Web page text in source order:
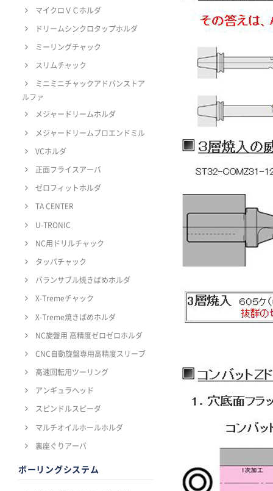
マイクロＶＣホルダ
ドリームシンクロタップホルダ
ミーリングチャック
スリムチャック
ミニミニチャックアドバンストア
ルファ
メジャードリームホルダ
メジャードリームプロエンドミル
VCホルダ
正面フライスアーバ
ゼロフィットホルダ
TA CENTER
U-TRONIC
NC用ドリルチャック
タッパチャック
バランサブル焼きばめホルダ
X-Tremeチャック
X-Treme焼きばめホルダ
NC旋盤用 高精度ゼロゼロホルダ
CNC自動旋盤専用高精度スリーブ
高速回転用ツーリング
アンギュラヘッド
スピンドルスピーダ
マルチオイルホールホルダ
裏座ぐりアーバ
ボーリングシステム